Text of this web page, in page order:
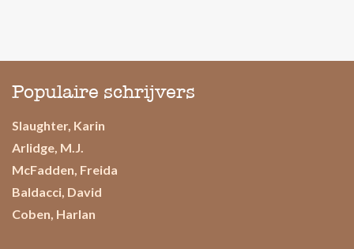
Populaire schrijvers
Slaughter, Karin
Arlidge, M.J.
McFadden, Freida
Baldacci, David
Coben, Harlan